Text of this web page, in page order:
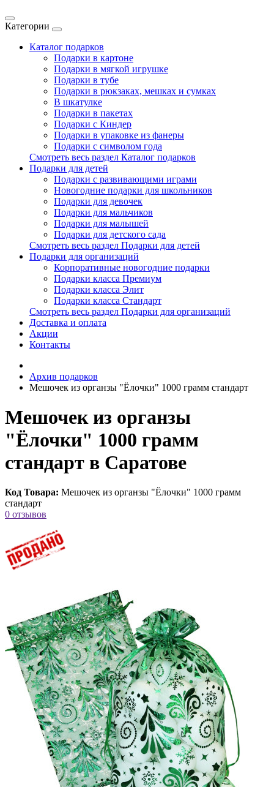
Категории
Каталог подарков
Подарки в картоне
Подарки в мягкой игрушке
Подарки в тубе
Подарки в рюкзаках, мешках и сумках
В шкатулке
Подарки в пакетах
Подарки с Киндер
Подарки в упаковке из фанеры
Подарки с символом года
Смотреть весь раздел Каталог подарков
Подарки для детей
Подарки с развивающими играми
Новогодние подарки для школьников
Подарки для девочек
Подарки для мальчиков
Подарки для малышей
Подарки для детского сада
Смотреть весь раздел Подарки для детей
Подарки для организаций
Корпоративные новогодние подарки
Подарки класса Премиум
Подарки класса Элит
Подарки класса Стандарт
Смотреть весь раздел Подарки для организаций
Доставка и оплата
Акции
Контакты
Архив подарков
Мешочек из органзы "Ёлочки" 1000 грамм стандарт
Мешочек из органзы
"Ёлочки" 1000 грамм
стандарт в Саратове
Код Товара: Мешочек из органзы "Ёлочки" 1000 грамм
стандарт
0 отзывов